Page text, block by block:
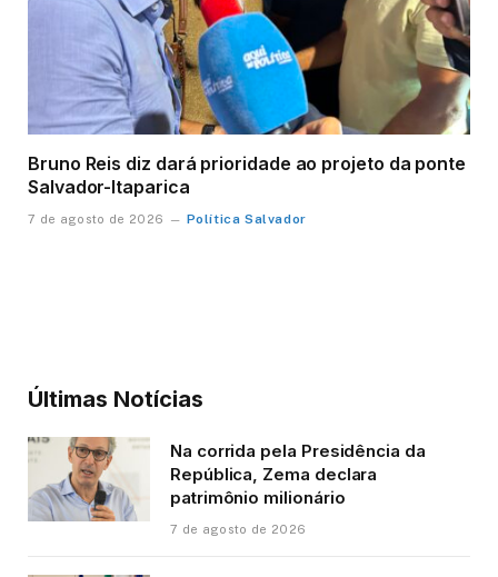
Bruno Reis diz dará prioridade ao projeto da ponte
Salvador-Itaparica
7 de agosto de 2026 Política Salvador
Últimas Notícias
Na corrida pela Presidência da
República, Zema declara
patrimônio milionário
7 de agosto de 2026